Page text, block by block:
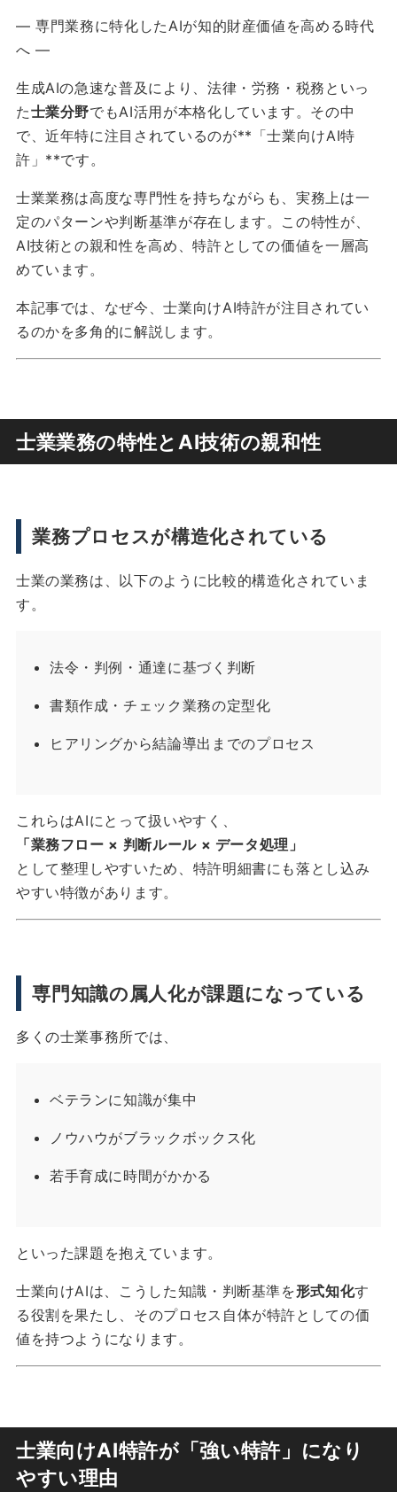
― 専門業務に特化したAIが知的財産価値を高める時代
へ ―
生成AIの急速な普及により、法律・労務・税務といっ
た士業分野でもAI活用が本格化しています。その中
で、近年特に注目されているのが**「士業向けAI特
許」**です。
士業業務は高度な専門性を持ちながらも、実務上は一
定のパターンや判断基準が存在します。この特性が、
AI技術との親和性を高め、特許としての価値を一層高
めています。
本記事では、なぜ今、士業向けAI特許が注目されてい
るのかを多角的に解説します。
士業業務の特性とAI技術の親和性
業務プロセスが構造化されている
士業の業務は、以下のように比較的構造化されていま
す。
法令・判例・通達に基づく判断
書類作成・チェック業務の定型化
ヒアリングから結論導出までのプロセス
これらはAIにとって扱いやすく、
「業務フロー × 判断ルール × データ処理」
として整理しやすいため、特許明細書にも落とし込み
やすい特徴があります。
専門知識の属人化が課題になっている
多くの士業事務所では、
ベテランに知識が集中
ノウハウがブラックボックス化
若手育成に時間がかかる
といった課題を抱えています。
士業向けAIは、こうした知識・判断基準を形式知化す
る役割を果たし、そのプロセス自体が特許としての価
値を持つようになります。
士業向けAI特許が「強い特許」になり
やすい理由